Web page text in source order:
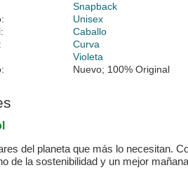
Snapback
Unisex
Caballo
Curva
Violeta
Nuevo; 100% Original
del planeta que más lo necesitan.
de la sostenibilidad y un mejor